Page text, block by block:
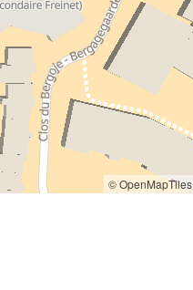
© OpenMapTiles